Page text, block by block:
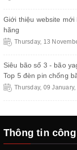
Giới thiệu website
hãng
Thursday, 13
Siêu bão số 3 - bão
Top 5 đèn pin chống
Thursday, 09 January,
Thông tin